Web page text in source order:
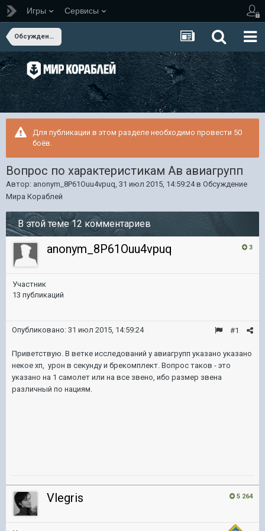
Игры Сервисы
Обсуждение Мира Кораблей
Для публикации в этом разделе необходимо провести 50
боёв.
Вопрос по характеристикам Ав авиагрупп
Автор: anonym_8P61Ouu4vpuq, 31 июл 2015, 14:59:24в Обсуждение
Мира Кораблей
В этой теме 12 комментариев
3
anonym_8P61Ouu4vpuq
Участник
13 публикаций
#1
Опубликовано: 31 июл 2015, 14:59:24
Приветствую. В ветке исследований у авиагрупп указано указано
некое хп, урон в секунду и брекомплект. Вопрос таков - это
указано на 1 самолет или на все звено, ибо размер звена
различный по нациям.
5 264
Vlegris